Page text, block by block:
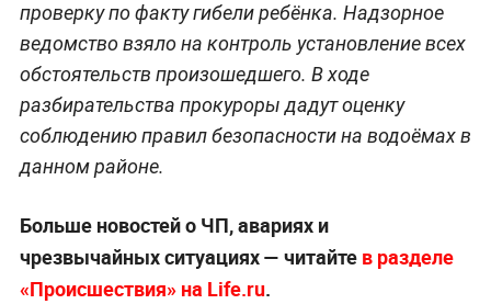
проверку по факту гибели ребёнка. Надзорное
ведомство взяло на контроль установление всех
обстоятельств произошедшего. В ходе
разбирательства прокуроры дадут оценку
соблюдению правил безопасности на водоёмах в
данном районе.
Больше новостей о ЧП, авариях и
чрезвычайных ситуациях — читайте в разделе
«Происшествия» на Life.ru.